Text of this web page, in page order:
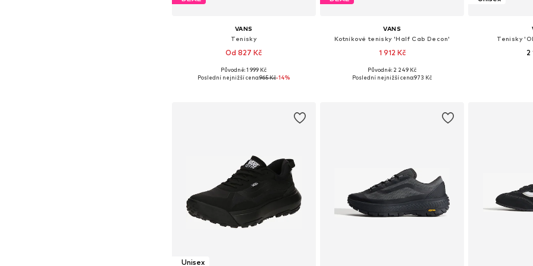
VANS
Tenisky
Od 827 Kč
Dostupné v mnoha velikostech
Původně: 1 999 Kč
Poslední nejnižší cena:965 Kč-14%
VANS
Kotníkové tenisky 'Half Cab Decon'
1 912 Kč
Dostupné v mnoha velikostech
Původně: 2 249 Kč
Poslední nejnižší cena:973 Kč
Tenisky
2
Unisex